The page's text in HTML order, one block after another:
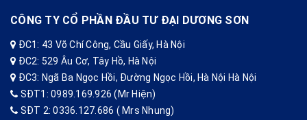
CÔNG TY CỔ PHẦN ĐẦU TƯ ĐẠI DƯƠNG SƠN
ĐC1: 43 Võ Chí Công, Cầu Giấy, Hà Nội
ĐC2: 529 Âu Cơ, Tây Hồ, Hà Nội
ĐC3: Ngã Ba Ngọc Hồi, Đường Ngọc Hồi, Hà Nội Hà Nội
SĐT1: 0989.169.926 (Mr Hiện)
SĐT 2: 0336.127.686 ( Mrs Nhung)